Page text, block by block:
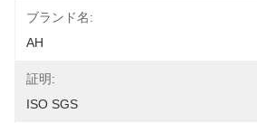
ブランド名:
AH
証明:
ISO SGS